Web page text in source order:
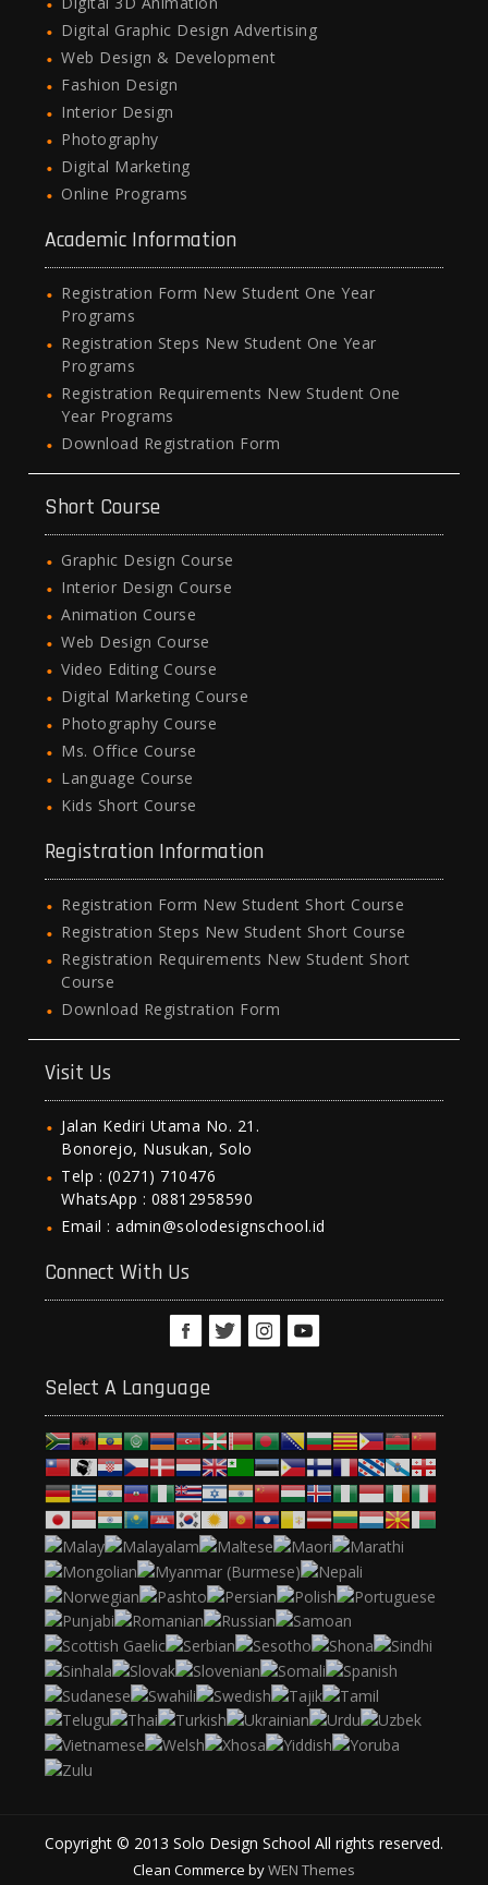
Digital Graphic Design Advertising
Web Design & Development
Fashion Design
Interior Design
Photography
Digital Marketing
Online Programs
Academic Information
Registration Form New Student One Year
Programs
Registration Steps New Student One Year
Programs
Registration Requirements New Student One
Year Programs
Download Registration Form
Short Course
Graphic Design Course
Interior Design Course
Animation Course
Web Design Course
Video Editing Course
Digital Marketing Course
Photography Course
Ms. Office Course
Language Course
Kids Short Course
Registration Information
Registration Form New Student Short Course
Registration Steps New Student Short Course
Registration Requirements New Student Short
Course
Download Registration Form
Visit Us
Jalan Kediri Utama No. 21.
Bonorejo, Nusukan, Solo
Telp : (0271) 710476
WhatsApp : 08812958590
Email : admin@solodesignschool.id
Connect With Us
Select A Language
Copyright © 2013 Solo Design School All rights reserved.
Clean Commerce byWEN Themes